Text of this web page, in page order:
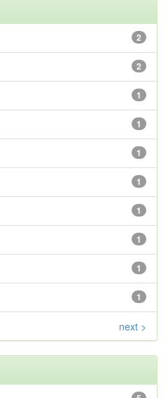
2
2
1
1
1
1
1
1
1
1
next >